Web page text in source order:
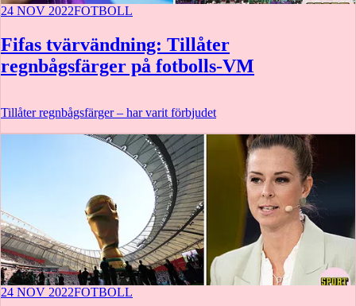
24 NOV 2022FOTBOLL
Fifas tvärvändning: Tillåter
regnbågsfärger på fotbolls-VM
Tillåter regnbågsfärger – har varit förbjudet
24 NOV 2022FOTBOLL